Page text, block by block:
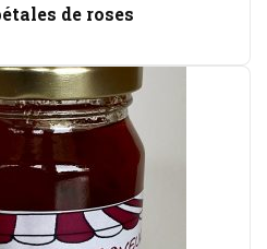
de roses